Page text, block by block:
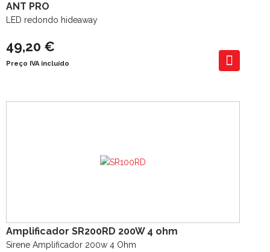
ANT PRO
LED redondo hideaway
49,20 €
Preço IVA incluído
Amplificador SR200RD 200W 4 ohm
Sirene Amplificador 200w 4 Ohm